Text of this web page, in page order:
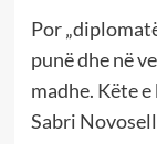
Por
punë dhe në
madhe. Këte
Sabri